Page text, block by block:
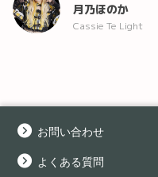
月乃ほのか
Cassie Te Light
お問い合わせ
よくある質問